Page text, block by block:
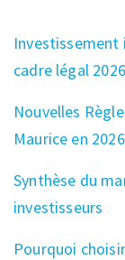
Investissement
cadre légal
Nouvelles
Maurice en 2026
Synthèse du
investisseurs
Pourquoi